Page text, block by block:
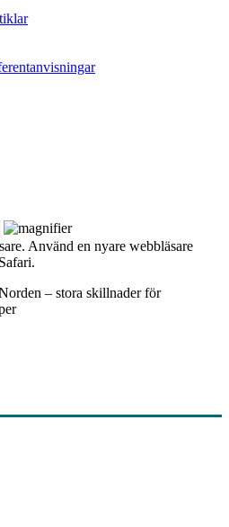
Använd en nyare webbläsare
– stora skillnader för